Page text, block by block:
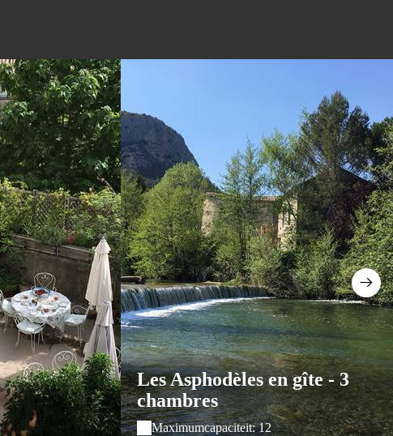
Les Asphodèles en gîte - 3
chambres
Maximumcapaciteit: 12